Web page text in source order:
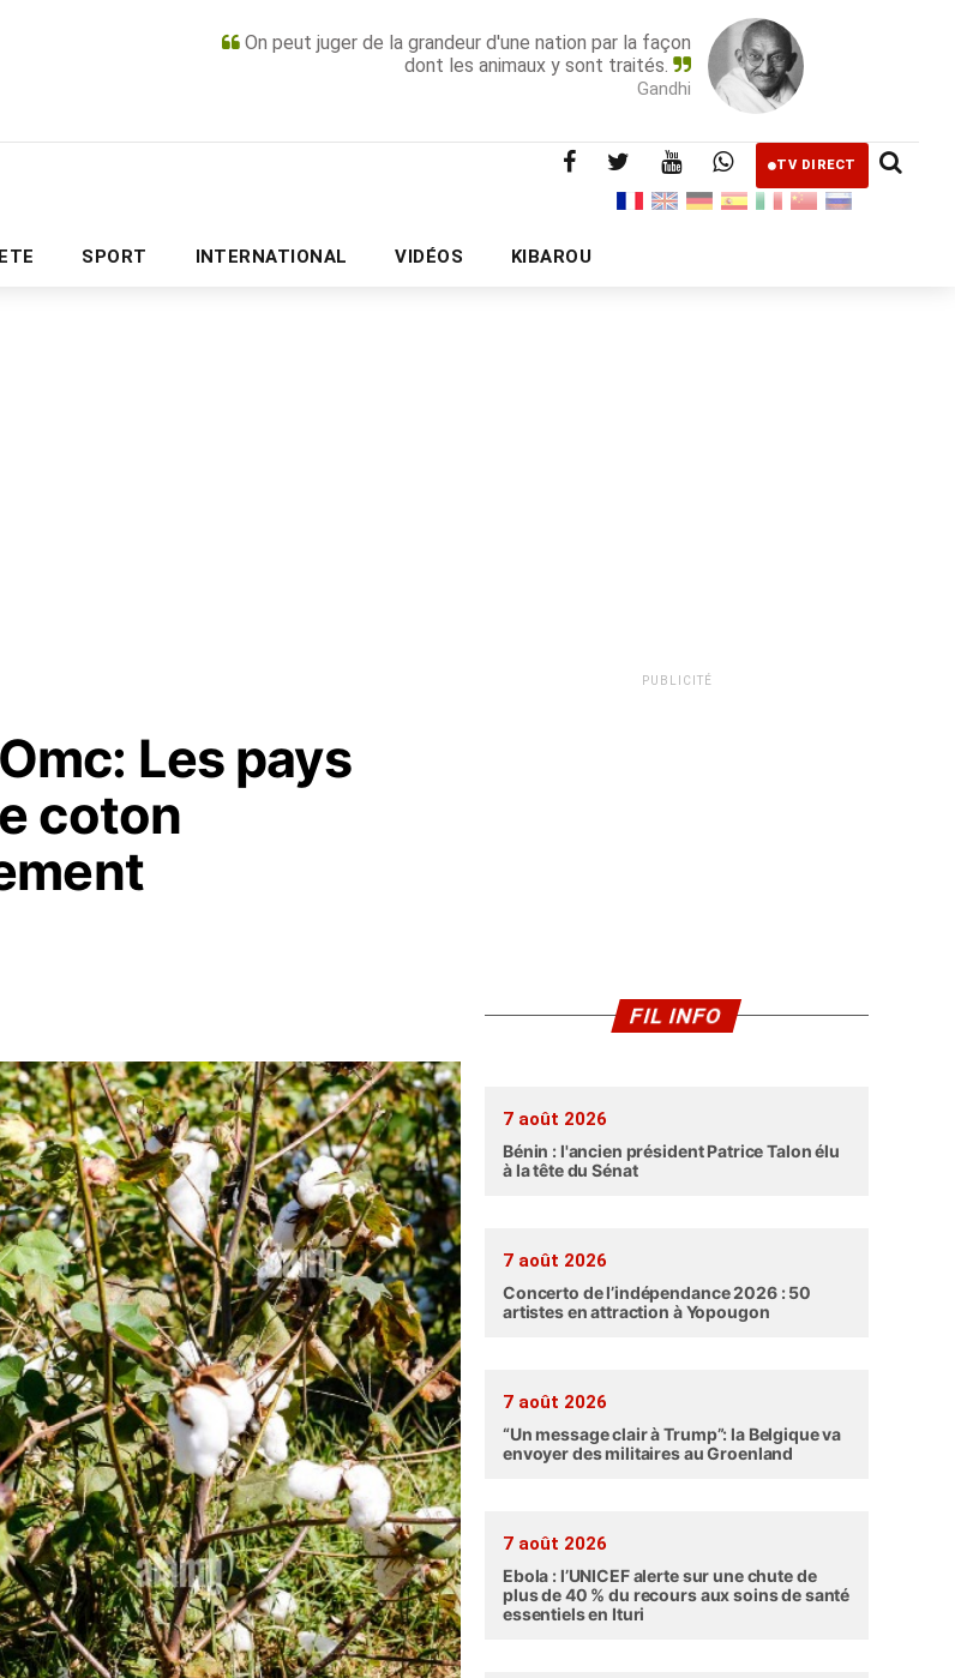
On peut juger de la grandeur d'une nation par la façon
dont les animaux y sont traités.
Gandhi
TV DIRECT
SPORT INTERNATIONAL VIDÉOS KIBAROU
PUBLICITÉ
Les pays
coton
PUBLICITÉ
FIL INFO
7 août 2026
Bénin : l'ancien président Patrice Talon élu
à la tête du Sénat
7 août 2026
Concerto de l’indépendance 2026 : 50
artistes en attraction à Yopougon
7 août 2026
“Un message clair à Trump”: la Belgique va
envoyer des militaires au Groenland
7 août 2026
Ebola : l’UNICEF alerte sur une chute de
plus de 40 % du recours aux soins de santé
essentiels en Ituri